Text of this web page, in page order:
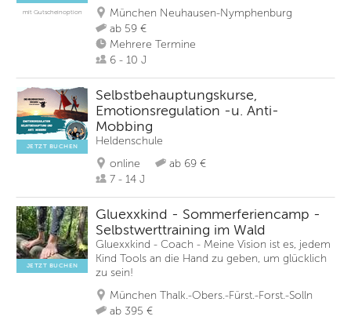
mit Gutscheinoption
München Neuhausen-Nymphenburg
ab 59 €
Mehrere Termine
6 - 10 J
JETZT BUCHEN
Selbstbehauptungskurse,
Emotionsregulation -u. Anti-
Mobbing
Heldenschule
online
ab 69 €
7 - 14 J
JETZT BUCHEN
Gluexxkind - Sommerferiencamp -
Selbstwerttraining im Wald
Gluexxkind - Coach - Meine Vision ist es, jedem
Kind Tools an die Hand zu geben, um glücklich
zu sein!
München Thalk.-Obers.-Fürst.-Forst.-Solln
ab 395 €